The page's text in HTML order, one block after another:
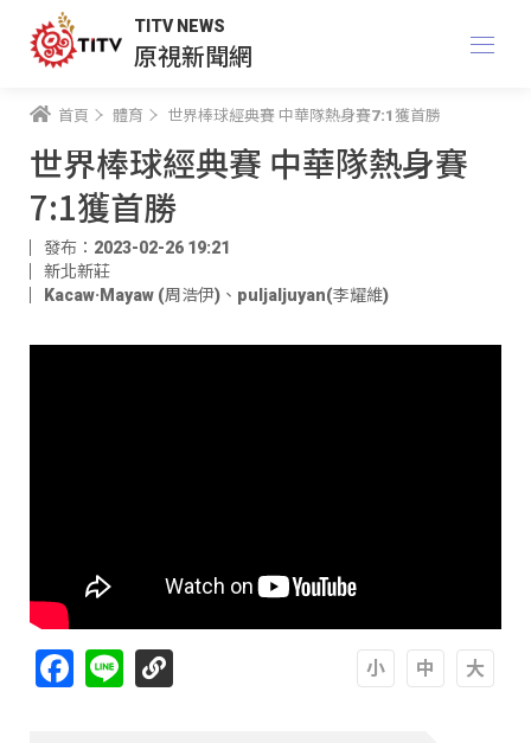
TITV NEWS
原視新聞網
首頁 體育 世界棒球經典賽 中華隊熱身賽7:1獲首勝
世界棒球經典賽 中華隊熱身賽
7:1獲首勝
發布：2023-02-26 19:21
新北新莊
Kacaw·Mayaw (周浩伊) 、 puljaljuyan(李耀維)
Facebook
Line